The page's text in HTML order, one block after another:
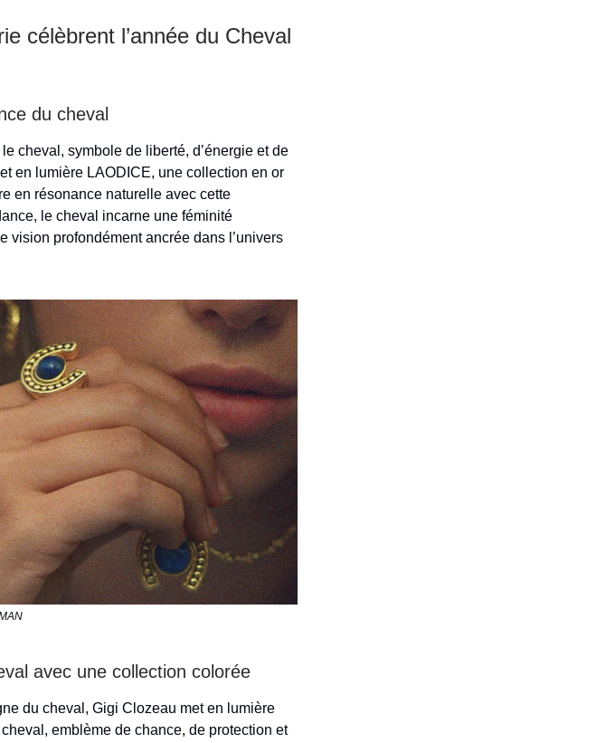
célèbrent l’année du Cheval
du cheval
cheval, symbole de liberté, d’énergie et de
en lumière LAODICE, une collection en or
en résonance naturelle avec cette
le cheval incarne une féminité
vision profondément ancrée dans l’univers
avec une collection colorée
du cheval, Gigi Clozeau met en lumière
emblème de chance, de protection et